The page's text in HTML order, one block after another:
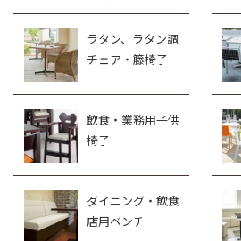
ラタン、ラタン調
チェア・籐椅子
飲食・業務用子供
椅子
ダイニング・飲食
店用ベンチ